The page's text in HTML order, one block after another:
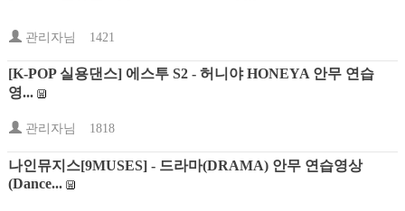
관리자님 1421
[K-POP 실용댄스] 에스투 S2 - 허니야 HONEYA 안무 연습
영...
관리자님 1818
나인뮤지스[9MUSES] - 드라마(DRAMA) 안무 연습영상
(Dance...